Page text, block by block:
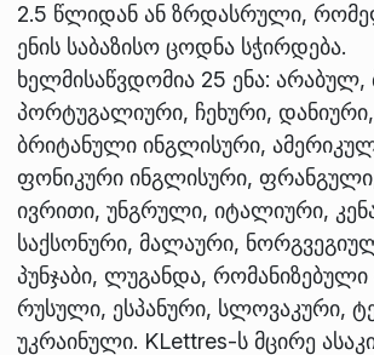
2.5 წლიდან ან ზრდასრული,
ენის საბაზისო ცოდნა სჭირდება.
ხელმისაწვდომია 25 ენა:
პორტუგალიური, ჩეხური,
ბრიტანული ინგლისური,
ფონიკური ინგლისური,
ივრითი, უნგრული, იტალიური,
საქსონური, მალაური,
პუნჯაბი, ლუგანდა,
რუსული, ესპანური, სლოვაკური,
უკრაინული. KLettres-ს მცირე